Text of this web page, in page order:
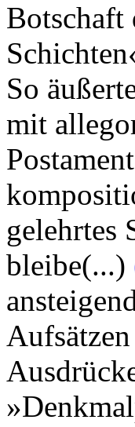
Botschaft
So
mit
gelehrtes
bleibe(...)